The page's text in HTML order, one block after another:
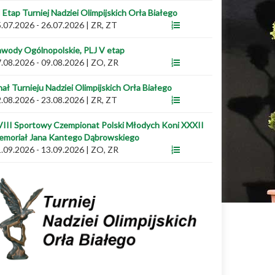
Turniej Nadziei Olimpijskich Orła Białego
- 26.07.2026 | ZR, ZT
Ogólnopolskie, PLJ V etap
- 09.08.2026 | ZO, ZR
Turnieju Nadziei Olimpijskich Orła Białego
- 23.08.2026 | ZR, ZT
Sportowy Czempionat Polski Młodych Koni XXXII
Jana Kantego Dąbrowskiego
- 13.09.2026 | ZO, ZR